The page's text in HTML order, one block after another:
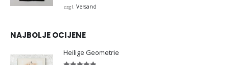
zzgl. Versand
NAJBOLJE OCIJENE
Heilige Geometrie